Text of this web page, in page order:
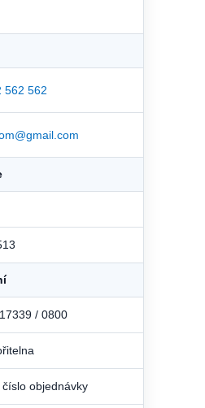
562 562
/ 0800
objednávky